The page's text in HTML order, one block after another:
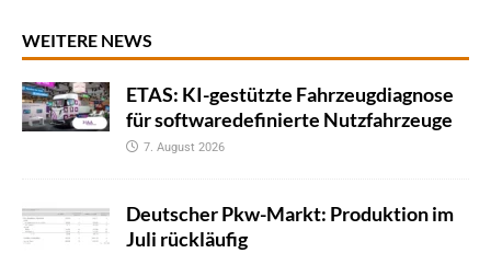
WEITERE NEWS
ETAS: KI-gestützte Fahrzeugdiagnose
für softwaredefinierte Nutzfahrzeuge
7. August 2026
Deutscher Pkw-Markt: Produktion im
Juli rückläufig